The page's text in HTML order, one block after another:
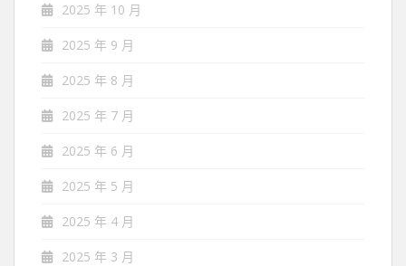
2025 年 10 月
2025 年 9 月
2025 年 8 月
2025 年 7 月
2025 年 6 月
2025 年 5 月
2025 年 4 月
2025 年 3 月